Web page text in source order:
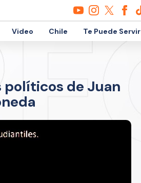
Video Chile Te Puede Servir
políticos de Juan